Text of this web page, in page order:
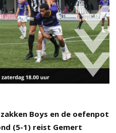
Boys en de oefenpot
(5-1) reist Gemert